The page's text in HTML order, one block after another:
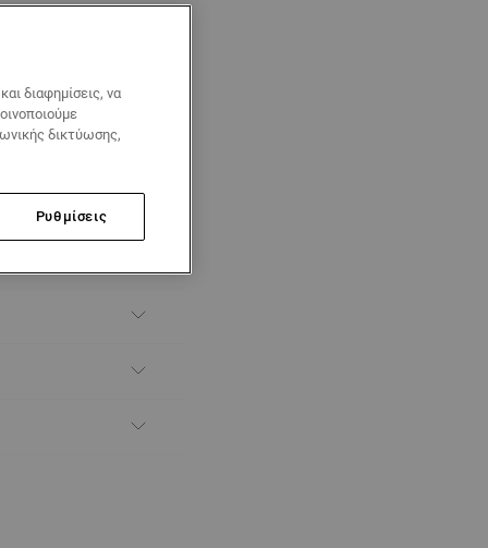
διαφημίσεις, να
δικτύωσης,
Ρυθμίσεις